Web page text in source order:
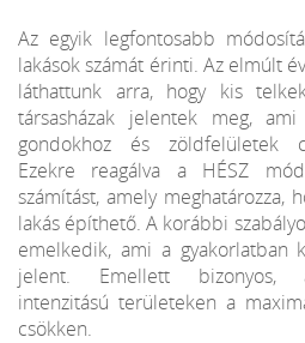
Az egyik legfontosabb
lakások számát érinti. Az elmúlt
láthattunk arra, hogy kis
társasházak jelentek meg, ami
gondokhoz és zöldfelületek
Ezekre reagálva a HÉSZ
számítást, amely meghatározza,
lakás építhető. A korábbi
emelkedik, ami a gyakorlatban
jelent. Emellett bizonyos,
intenzitású területeken a
csökken.